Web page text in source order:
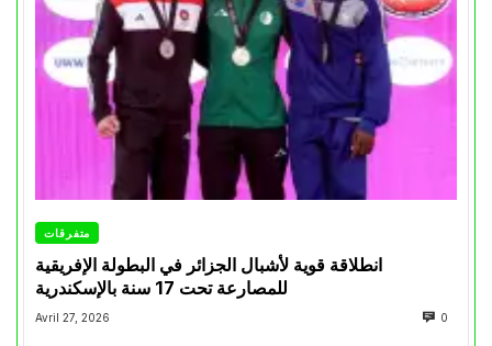
متفرقات
انطلاقة قوية لأشبال الجزائر في البطولة الإفريقية
للمصارعة تحت 17 سنة بالإسكندرية
Avril 27, 2026 0